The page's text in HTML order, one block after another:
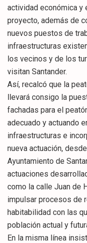
actividad económica y
proyecto, además de
nuevos puestos de
infraestructuras
los vecinos y de los
visitan Santander.
Así, recalcó que la
llevará consigo la
fachadas para el
adecuado y actuando
infraestructuras e
nueva actuación,
Ayuntamiento de
actuaciones
como la calle Juan de
impulsar procesos de
habitabilidad con las
población actual y
En la misma línea